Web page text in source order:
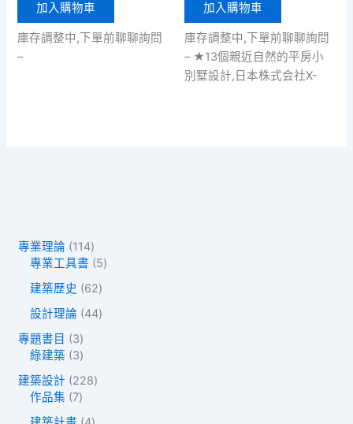
專業理論 1141
1
個
產
專業工具書 55
建築歷史 626
個
設計理論 444
專題書目 33
個
品
綠建築 33
產
品
建築設計 2282
作品集 77
加入購物車
庫存調整中,下單前聊聊詢問
–
加入購物車
庫存調整中,下單前聊聊詢問
– ★13個親近自然的平房小
別墅設計,日本株式会社X-